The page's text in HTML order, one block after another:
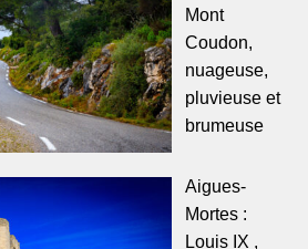
Mont
Coudon,
nuageuse,
pluvieuse et
brumeuse
Aigues-
Mortes :
Louis IX ,